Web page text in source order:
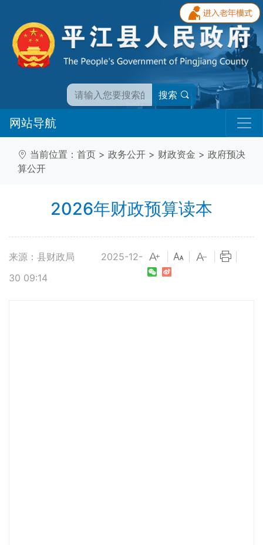
搜索
网站导航
当前位置： 首页 > 政务公开 > 财政资金 > 政府预决
算公开
2026年财政预算读本
来源：县财政局
2025-12-
30 09:14